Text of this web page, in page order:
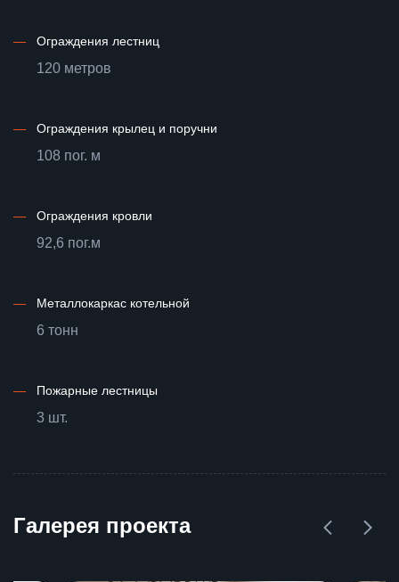
— Ограждения лестниц
120 метров
— Ограждения крылец и поручни
108 пог. м
— Ограждения кровли
92,6 пог.м
— Металлокаркас котельной
6 тонн
— Пожарные лестницы
3 шт.
Галерея проекта